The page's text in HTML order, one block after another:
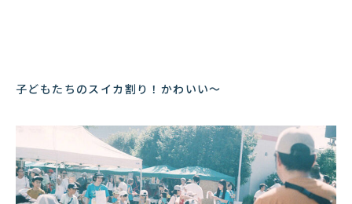
子どもたちのスイカ割り！かわいい〜